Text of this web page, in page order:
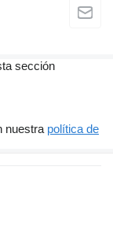
sección
nuestra política de